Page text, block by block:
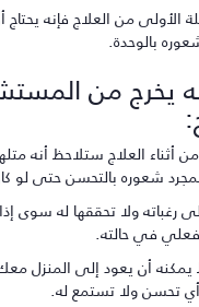
من العلاج فإنه يحتاج
بالوحدة.
يخرج من
العلاج ستلاحظ أنه
شعوره بالتحسن حتى لو
ولا تحققها له سوى
في حالته.
أن يعود إلى المنزل معك،
ولا تستمع له.